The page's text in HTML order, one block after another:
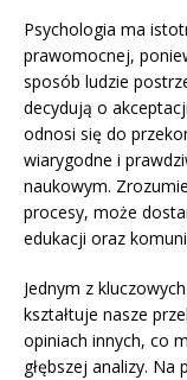
Psychologia ma
prawomocnej,
sposób ludzie
decydują o
odnosi się do
wiarygodne i
naukowym.
procesy, może
edukacji oraz
Jednym z
kształtuje nasze
opiniach innych, co
głębszej analizy. Na